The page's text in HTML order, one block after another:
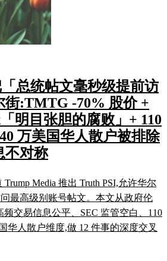
总统帖文毫秒级提前访
街:TMTG -70% 股价 +
明目张胆的腐败」+ 110
万美国华人散户被排除
不对称
Trump Media 推出 Truth PSI,允许华尔
最高级别账号帖文。本文从政府伦
频交易信息公平、SEC 监管空白、110
华人散户维度,做 12 件事的深度交叉